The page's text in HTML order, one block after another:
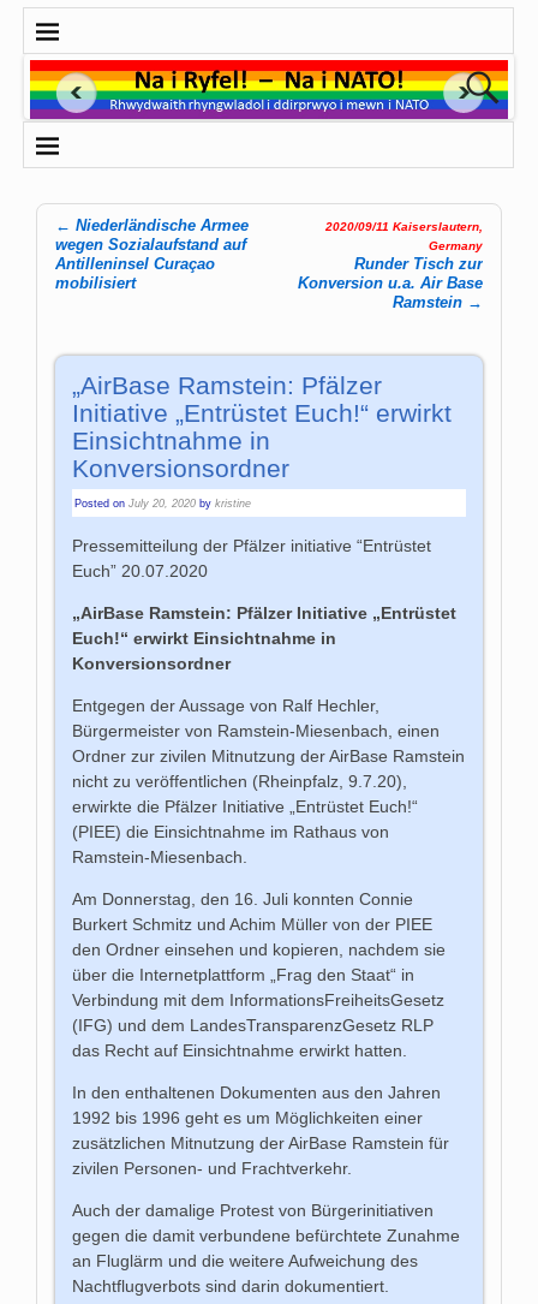
Post navigation
← Niederländische Armee
wegen Sozialaufstand auf
Antilleninsel Curaçao
mobilisiert
2020/09/11 Kaiserslautern,
Germany
Runder Tisch zur
Konversion u.a. Air Base
Ramstein →
„AirBase Ramstein: Pfälzer
Initiative „Entrüstet Euch!“ erwirkt
Einsichtnahme in
Konversionsordner
Posted onJuly 20, 2020 bykristine
Pressemitteilung der Pfälzer initiative “Entrüstet
Euch” 20.07.2020
„AirBase Ramstein: Pfälzer Initiative „Entrüstet
Euch!“ erwirkt Einsichtnahme in
Konversionsordner
Entgegen der Aussage von Ralf Hechler,
Bürgermeister von Ramstein-Miesenbach, einen
Ordner zur zivilen Mitnutzung der AirBase Ramstein
nicht zu veröffentlichen (Rheinpfalz, 9.7.20),
erwirkte die Pfälzer Initiative „Entrüstet Euch!“
(PIEE) die Einsichtnahme im Rathaus von
Ramstein-Miesenbach.
Am Donnerstag, den 16. Juli konnten Connie
Burkert Schmitz und Achim Müller von der PIEE
den Ordner einsehen und kopieren, nachdem sie
über die Internetplattform „Frag den Staat“ in
Verbindung mit dem InformationsFreiheitsGesetz
(IFG) und dem LandesTransparenzGesetz RLP
das Recht auf Einsichtnahme erwirkt hatten.
In den enthaltenen Dokumenten aus den Jahren
1992 bis 1996 geht es um Möglichkeiten einer
zusätzlichen Mitnutzung der AirBase Ramstein für
zivilen Personen- und Frachtverkehr.
Auch der damalige Protest von Bürgerinitiativen
gegen die damit verbundene befürchtete Zunahme
an Fluglärm und die weitere Aufweichung des
Nachtflugverbots sind darin dokumentiert.